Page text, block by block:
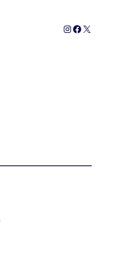
Instagram
Facebook
X